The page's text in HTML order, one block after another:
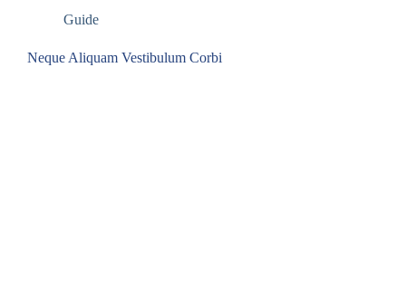
Guide
Neque Aliquam Vestibulum Corbi